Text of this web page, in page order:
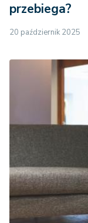
przebiega?
20 październik 2025